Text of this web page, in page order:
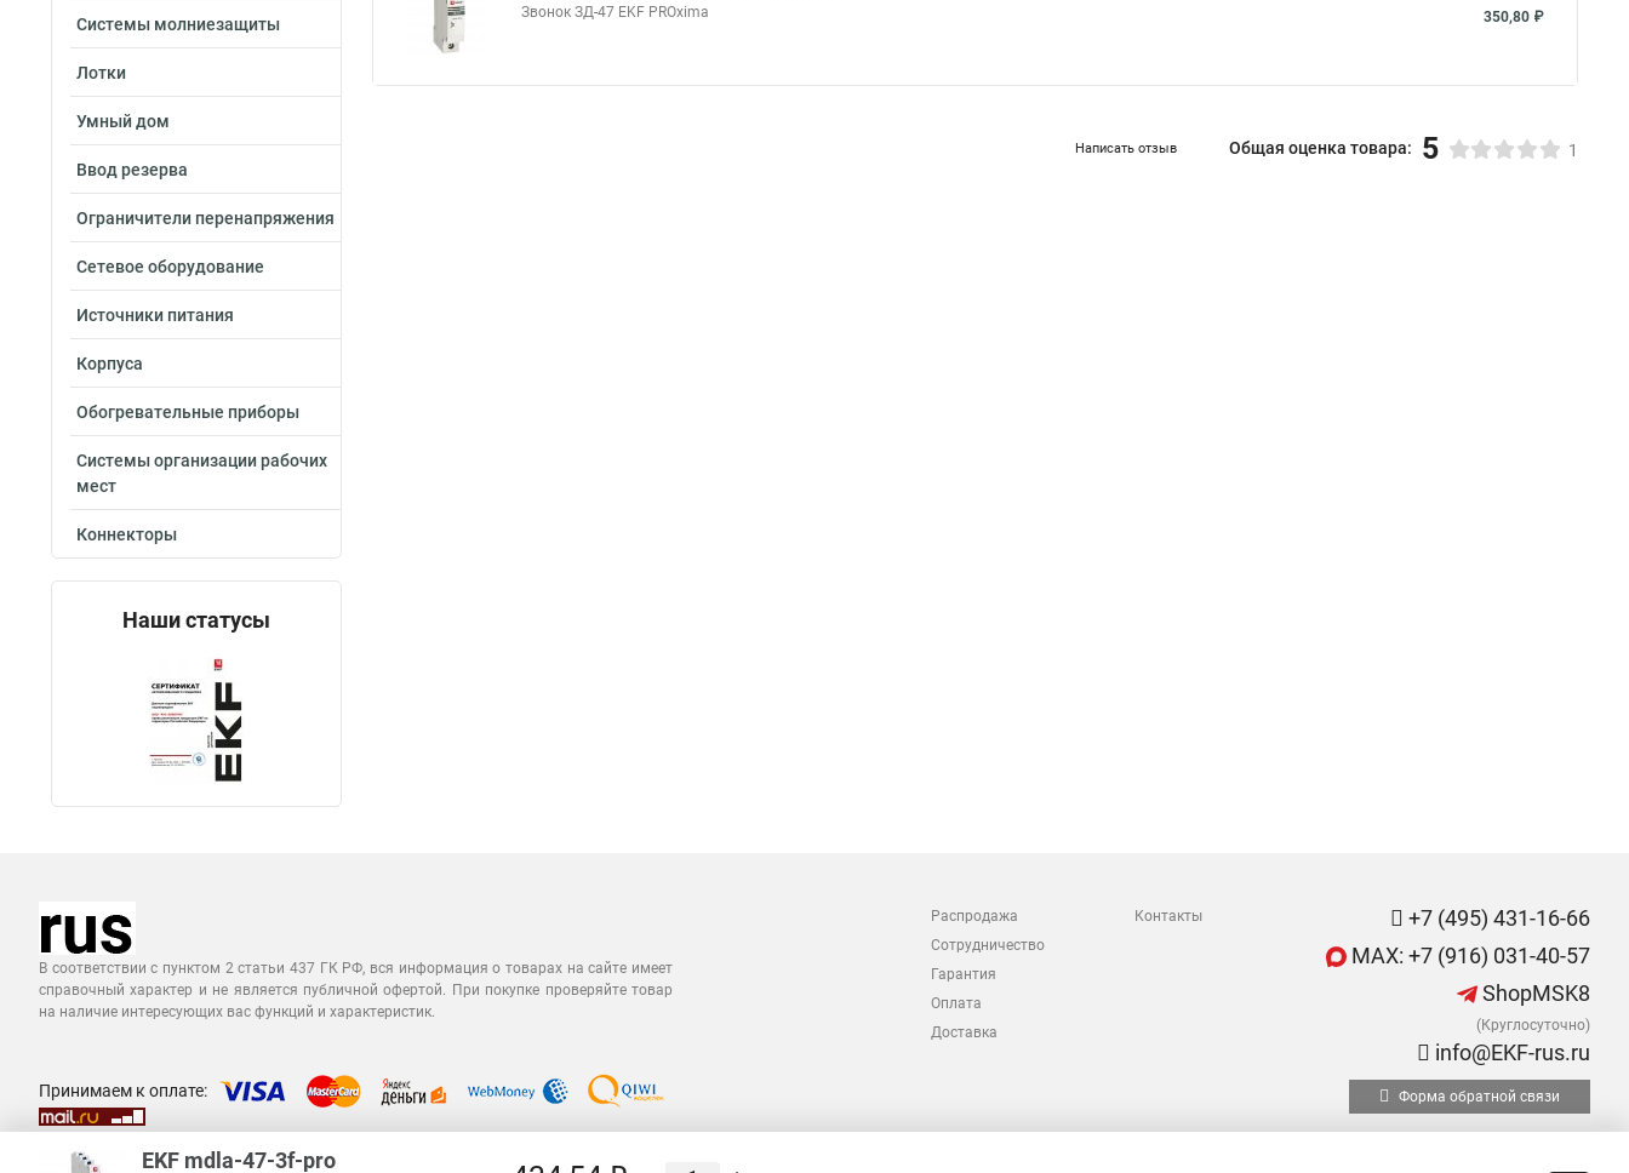
Системы молниезащиты
Лотки
Умный дом
Ввод резерва
Ограничители перенапряжения
Сетевое оборудование
Источники питания
Корпуса
Обогревательные приборы
Системы организации рабочих
мест
Коннекторы
Наши статусы
Звонок ЗД-47 EKF PROxima 350,80 ₽
Написать отзыв Общая оценка товара: 5 1
В соответствии с пунктом 2 статьи 437 ГК РФ, вся информация о товарах на сайте имеет
справочный характер и не является публичной офертой. При покупке проверяйте товар
на наличие интересующих вас функций и характеристик.
Распродажа
Сотрудничество
Гарантия
Оплата
Доставка
Контакты
+7 (495) 431-16-66
MAX: +7 (916) 031-40-57
ShopMSK8
(Круглосуточно)
info@EKF-rus.ru
Принимаем к оплате: Форма обратной связи
EKF mdla-47-3f-pro